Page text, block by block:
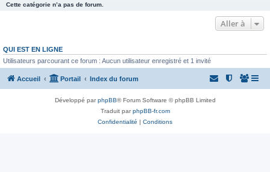
Cette catégorie n’a pas de forum.
Aller à
QUI EST EN LIGNE
Utilisateurs parcourant ce forum : Aucun utilisateur enregistré et 1 invité
Accueil Portail Index du forum
Développé parphpBB® Forum Software © phpBB Limited
Traduit parphpBB-fr.com
Confidentialité | Conditions